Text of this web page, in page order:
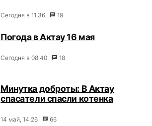
Сегодня в 11:36 19
Погода в Актау 16 мая
Сегодня в 08:40 18
Минутка доброты: В Актау
спасатели спасли котенка
14 май, 14:26 66